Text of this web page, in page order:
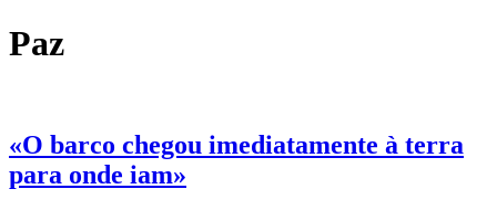
Paz
«O barco chegou imediatamente à terra
para onde iam»